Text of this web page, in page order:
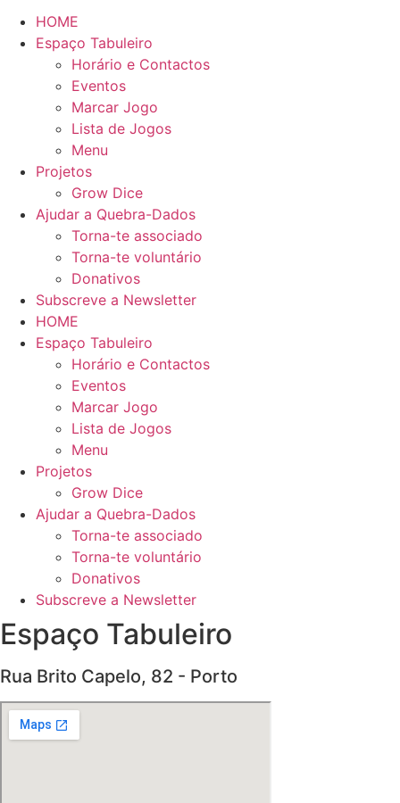
HOME
Espaço Tabuleiro
Horário e Contactos
Eventos
Marcar Jogo
Lista de Jogos
Menu
Projetos
Grow Dice
Ajudar a Quebra-Dados
Torna-te associado
Torna-te voluntário
Donativos
Subscreve a Newsletter
HOME
Espaço Tabuleiro
Horário e Contactos
Eventos
Marcar Jogo
Lista de Jogos
Menu
Projetos
Grow Dice
Ajudar a Quebra-Dados
Torna-te associado
Torna-te voluntário
Donativos
Subscreve a Newsletter
Espaço Tabuleiro
Rua Brito Capelo, 82 - Porto